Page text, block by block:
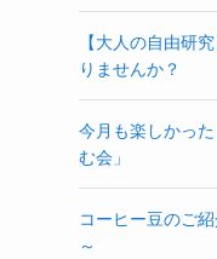
【大人の自由研
りませんか？
今月も楽しかっ
む会」
コーヒー豆のご
～